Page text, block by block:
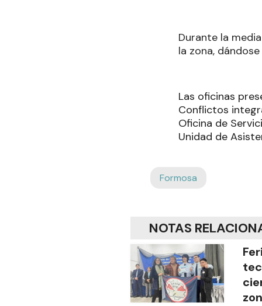
Durante la
la zona,
Las oficinas
Conflictos
Oficina de
Unidad de
Formosa
NOTAS